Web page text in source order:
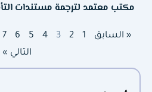
مكتب معتمد لترجمة مستندات
« السابق 1
2
3
4
5
6
7
التالي »